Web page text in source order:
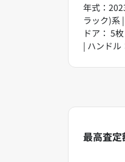
年式：
ラック)系
ドア： 5
| ハンドル
最高査定